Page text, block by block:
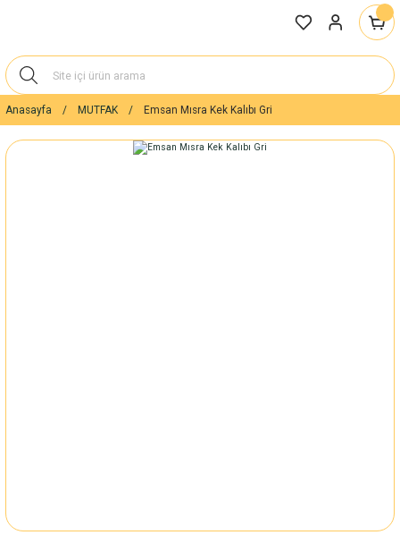
Anasayfa MUTFAK Emsan Mısra Kek Kalıbı Gri